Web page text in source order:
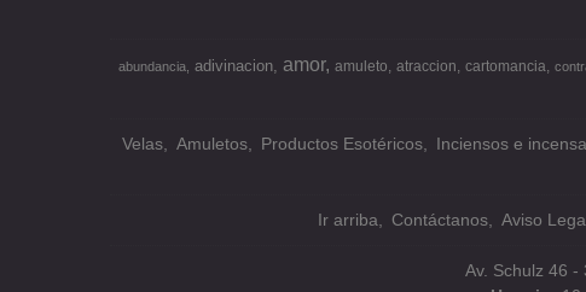
abundancia adivinacion amor amuleto atraccion cartomancia
Velas Amuletos Productos Esotéricos Inciensos e
Ir arriba Contáctanos Aviso
Av. Schulz 46